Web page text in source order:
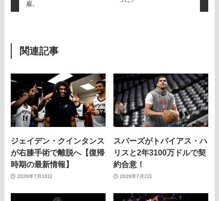
雇。
関連記事
ジェイデン・クインタンス
が右膝手術で離脱へ【復帰
時期の最新情報】
2026年7月18日
スパーズがトバイアス・ハ
リスと2年3100万ドルで契
約合意！
2026年7月2日